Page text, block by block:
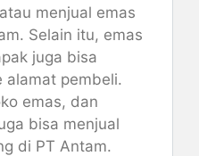
menjual emas
Selain itu, emas
juga bisa
alamat pembeli.
emas, dan
bisa menjual
di PT Antam.